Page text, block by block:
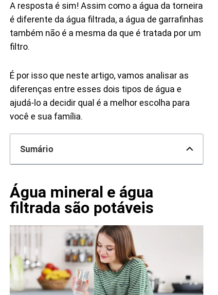
A resposta é sim! Assim como a água da torneira
é diferente da água filtrada, a água de garrafinhas
também não é a mesma da que é tratada por um
filtro.
É por isso que neste artigo, vamos analisar as
diferenças entre esses dois tipos de água e
ajudá-lo a decidir qual é a melhor escolha para
você e sua família.
Sumário
Água mineral e água
filtrada são potáveis